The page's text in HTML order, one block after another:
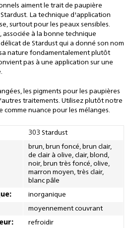
aiment le trait de paupière
La technique d'application
surtout pour les peaux sensibles.
à la bonne technique
de Stardust qui a donné son nom
nature fondamentalement plutôt
pas à une application sur une
les pigments pour les paupières
traitements. Utilisez plutôt notre
comme nuance pour les mélanges.
303 Stardust
brun, brun foncé, brun clair,
de clair à olive, clair, blond,
noir, brun très foncé, olive,
marron moyen, très clair,
blanc pâle
inorganique
moyennement couvrant
refroidir